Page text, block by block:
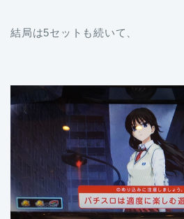
結局は5セットも続いて、